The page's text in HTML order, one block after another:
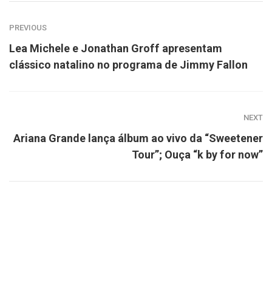
PREVIOUS
Lea Michele e Jonathan Groff apresentam
clássico natalino no programa de Jimmy Fallon
NEXT
Ariana Grande lança álbum ao vivo da “Sweetener
Tour”; Ouça “k by for now”